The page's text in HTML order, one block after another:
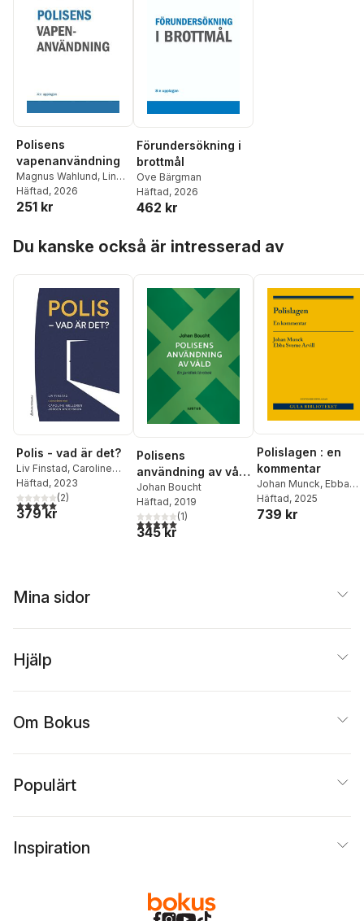
Polisens
vapenanvändning
Magnus Wahlund, Linus
Hagstedt
Häftad, 2026
251 kr
Förundersökning i
brottmål
Ove Bärgman
Häftad, 2026
462 kr
Du kanske också är intresserad av
Polis - vad är det?
Liv Finstad, Caroline
Mellgren,Jörgen
Andersson
Häftad, 2023
5,0utav 5 stjärnor. Totalt antal röster:
(2)
379 kr
Polisens
användning av våld
: en juridisk lärobok
Johan Boucht
Häftad, 2019
5,0utav 5 stjärnor. Totalt antal röster:
(1)
345 kr
Polislagen : en
kommentar
Johan Munck, Ebba
Sverne Arvill
Häftad, 2025
739 kr
Mina sidor
Hjälp
Om Bokus
Populärt
Inspiration